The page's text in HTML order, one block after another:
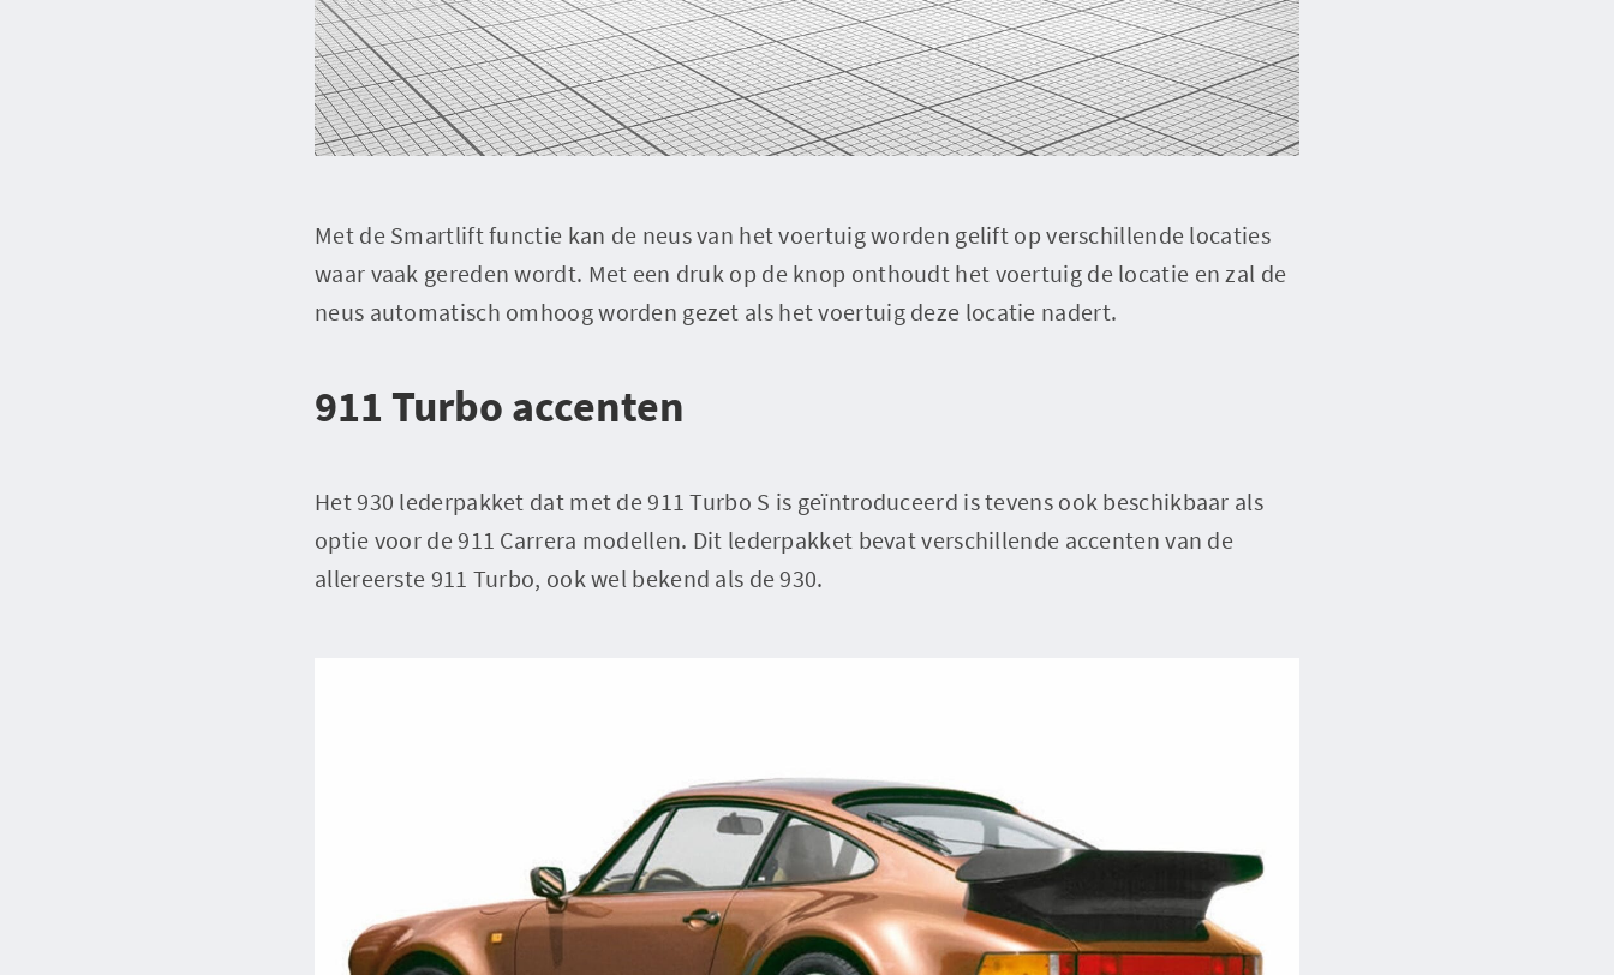
Met de Smartlift functie kan de neus van het voertuig worden gelift op verschillende locaties
waar vaak gereden wordt. Met een druk op de knop onthoudt het voertuig de locatie en zal de
neus automatisch omhoog worden gezet als het voertuig deze locatie nadert.
911 Turbo accenten
Het 930 lederpakket dat met de 911 Turbo S is geïntroduceerd is tevens ook beschikbaar als
optie voor de 911 Carrera modellen. Dit lederpakket bevat verschillende accenten van de
allereerste 911 Turbo, ook wel bekend als de 930.